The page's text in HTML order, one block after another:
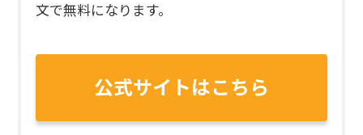
文で無料になります。
公式サイトはこちら